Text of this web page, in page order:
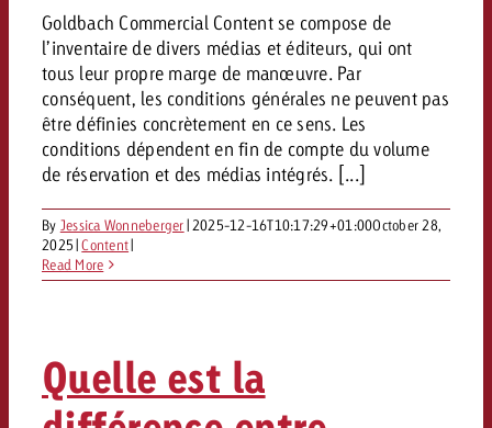
Vous connaissez les grandes
votre campagne et souhaitez
combien cela coûte.
Demander une offre
Voir l’article
Souhaitez-vous en savoir
publicité TV et avez-vous
conseils ?
Contactez-nous
combien cela coûte.
Vous connaissez les grandes
votre campagne et souhaitez
combien cela coûte.
Demander une offre
Vous connaissez les grandes
votre campagne et souhaitez
combien cela coûte.
Demander une offre
Lire l’article
Souhaitez-vous en savoir
conseils ?
Vous connaissez les grandes
Lire l’article
Souhaitez-vous en savoir
?
Vous connaissez les grandes
Goldbach Commercial Content se compose de
l’inventaire de divers médias et éditeurs, qui ont
tous leur propre marge de manœuvre. Par
conséquent, les conditions générales ne peuvent pas
être définies concrètement en ce sens. Les
conditions dépendent en fin de compte du volume
de réservation et des médias intégrés. [...]
By Jessica Wonneberger| 2025-12-16T10:17:29+01:00October 28,
2025|Content|
Read More
Quelle est la